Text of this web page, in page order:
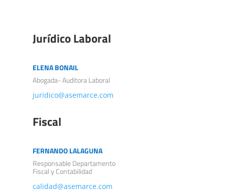
Jurídico Laboral
ELENA BONAIL
Abogada- Auditora Laboral
juridico@asemarce.com
Fiscal
FERNANDO LALAGUNA
Responsable Departamento
Fiscal y Contabilidad
calidad@asemarce.com